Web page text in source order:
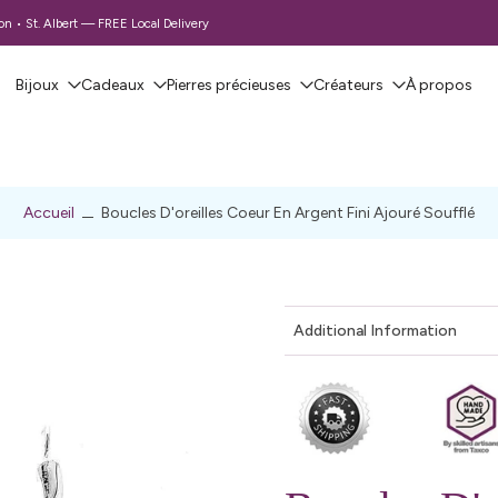
• St. Albert — FREE Local Delivery
Bijoux Cadeaux Pierres précieuses Créateurs À propos
Accueil Boucles D'oreilles Coeur En Argent Fini Ajouré Soufflé
Additional Information